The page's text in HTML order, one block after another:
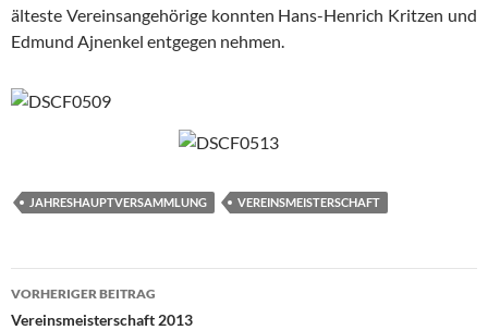
älteste Vereinsangehörige konnten Hans-Henrich Kritzen und
Edmund Ajnenkel entgegen nehmen.
JAHRESHAUPTVERSAMMLUNG VEREINSMEISTERSCHAFT
Beitragsnavigation
VORHERIGER BEITRAG
Vereinsmeisterschaft 2013